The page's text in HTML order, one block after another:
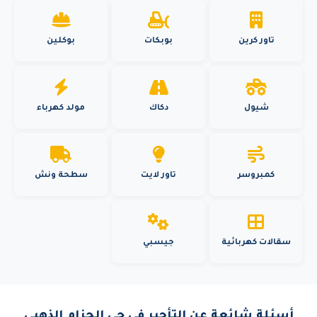
تاور كرين بوبكات بوكلين
شيول دكاك مولد كهرباء
كمبروسر تاور لايت سطحة ونش
سقالات كهربائية جيسبي